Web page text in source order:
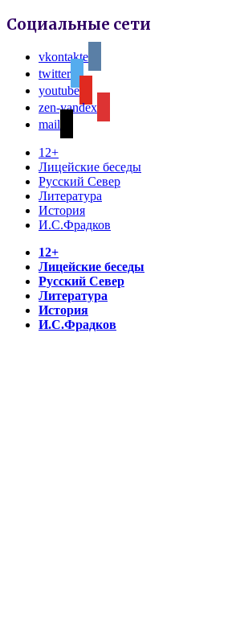
Социальные сети
vkontakte
twitter
youtube
zen-yandex
mail
12+
Лицейские беседы
Русский Север
Литература
История
И.С.Фрадков
12+
Лицейские беседы
Русский Север
Литература
История
И.С.Фрадков